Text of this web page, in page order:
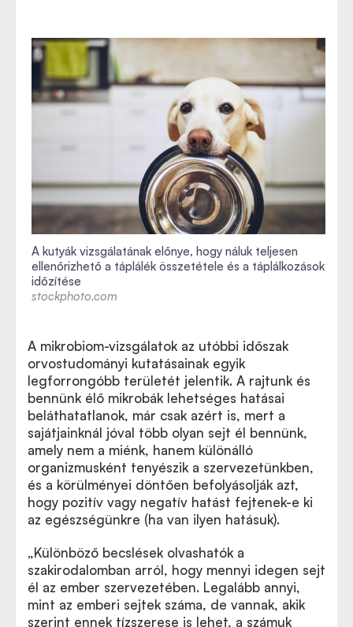
A kutyák vizsgálatának előnye, hogy náluk teljesen
ellenőrizhető a táplálék összetétele és a táplálkozások
időzítése
stockphoto.com
A mikrobiom-vizsgálatok az utóbbi időszak
orvostudományi kutatásainak egyik
legforrongóbb területét jelentik. A rajtunk és
bennünk élő mikrobák lehetséges hatásai
beláthatatlanok, már csak azért is, mert a
sajátjainknál jóval több olyan sejt él bennünk,
amely nem a miénk, hanem különálló
organizmusként tenyészik a szervezetünkben,
és a körülményei döntően befolyásolják azt,
hogy pozitív vagy negatív hatást fejtenek-e ki
az egészségünkre (ha van ilyen hatásuk).
„Különböző becslések olvashatók a
szakirodalomban arról, hogy mennyi idegen sejt
él az ember szervezetében. Legalább annyi,
mint az emberi sejtek száma, de vannak, akik
szerint ennek tízszerese is lehet, a számuk